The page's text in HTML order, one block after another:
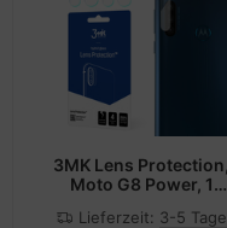
3MK Lens Protection,
Moto G8 Power, 1
Lieferzeit: 3-5 Tage